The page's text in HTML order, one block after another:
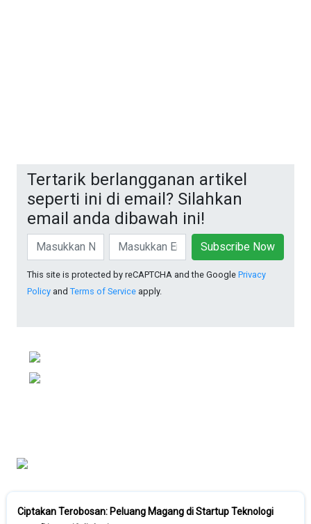
Tertarik berlangganan artikel
seperti ini di email? Silahkan
email anda dibawah ini!
Subscribe Now
This site is protected by reCAPTCHA and the Google Privacy
Policy and Terms of Service apply.
Ciptakan Terobosan: Peluang Magang di Startup Teknologi